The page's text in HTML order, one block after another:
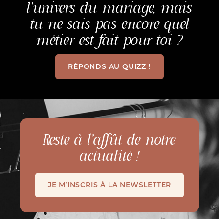
l’univers du mariage, mais
tu ne sais pas encore quel
métier est fait pour toi ?
RÉPONDS AU QUIZZ !
Reste à l’affût de notre
actualité !
JE M’INSCRIS À LA NEWSLETTER